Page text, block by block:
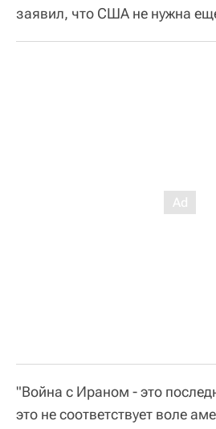
заявил, что США не нужна
"Война с Ираном - это
это не соответствует воле